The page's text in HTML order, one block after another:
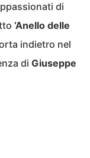
di
‘Anello delle
indietro nel
di Giuseppe